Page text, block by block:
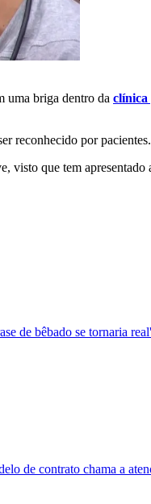
uma briga dentro da clínica
reconhecido por
visto que tem
de bêbado se tornaria real'
de contrato chama a